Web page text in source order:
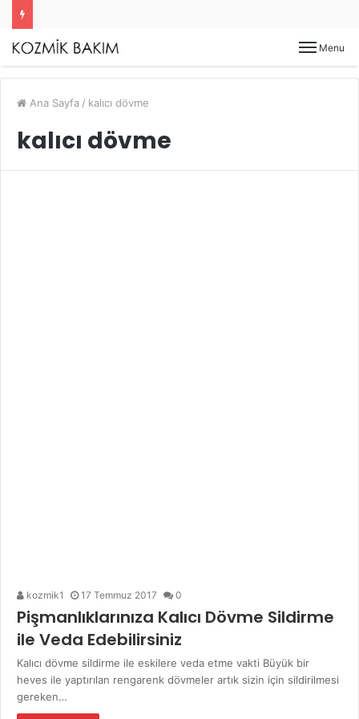
Menu
Ana Sayfa / kalıcı dövme
kalıcı dövme
kozmik1 17 Temmuz 2017 0
Pişmanlıklarınıza Kalıcı Dövme Sildirme
ile Veda Edebilirsiniz
Kalıcı dövme sildirme ile eskilere veda etme vakti Büyük bir
heves ile yaptırılan rengarenk dövmeler artık sizin için sildirilmesi
gereken…